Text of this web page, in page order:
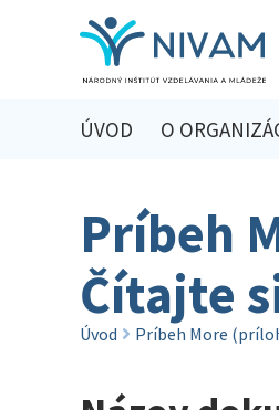
ÚVOD O
Príbeh
Čítajte
Úvod Príbeh More